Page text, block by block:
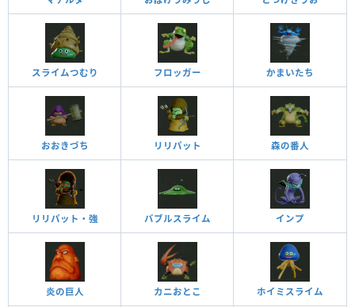
スライムつむり フロッガー かまいたち
おおきづち リリパット 森の番人
リリパット・強 バブルスライム インプ
炎の巨人 カニおとこ ホイミスライム